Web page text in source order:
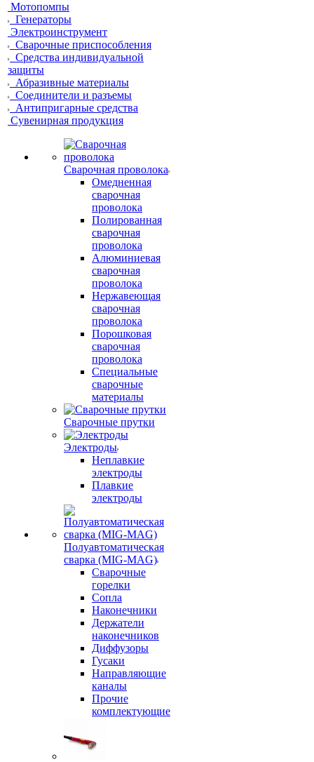
Мотопомпы
Генераторы
Электроинструмент
Сварочные приспособления
Средства индивидуальной
защиты
Абразивные материалы
Соединители и разъемы
Антипригарные средства
Сувенирная продукция
Сварочная проволока
Омедненная
сварочная
проволока
Полированная
сварочная
проволока
Алюминиевая
сварочная
проволока
Нержавеющая
сварочная
проволока
Порошковая
сварочная
проволока
Специальные
сварочные
материалы
Сварочные прутки
Электроды
Неплавкие
электроды
Плавкие
электроды
Полуавтоматическая
сварка (MIG-MAG)
Сварочные
горелки
Сопла
Наконечники
Держатели
наконечников
Диффузоры
Гусаки
Направляющие
каналы
Прочие
комплектующие